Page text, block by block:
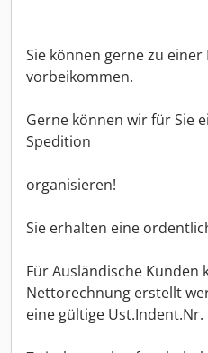
Sie können gerne zu
vorbeikommen.
Gerne können wir für Sie
Spedition
organisieren!
Sie erhalten eine
Für Ausländische Kunden
Nettorechnung erstellt
eine gültige Ust.Indent.Nr.